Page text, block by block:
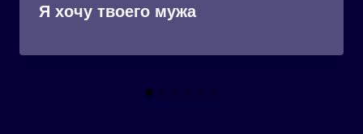
Я хочу твоего мужа